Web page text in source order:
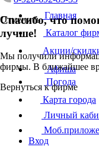
Отменить
Спасибо, что
лучше!
Мы получили
фирмы. В ближайшее
Вернуться к фирме
Главная
Каталог
Акции/
Афиша
Погода
Карта города
Личный
Вход